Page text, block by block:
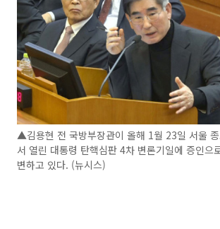
▲김용현 전 국방부장관이 올해 1월 23일 서울
서 열린 대통령 탄핵심판 4차 변론기일에 증인으
변하고 있다. (뉴시스)